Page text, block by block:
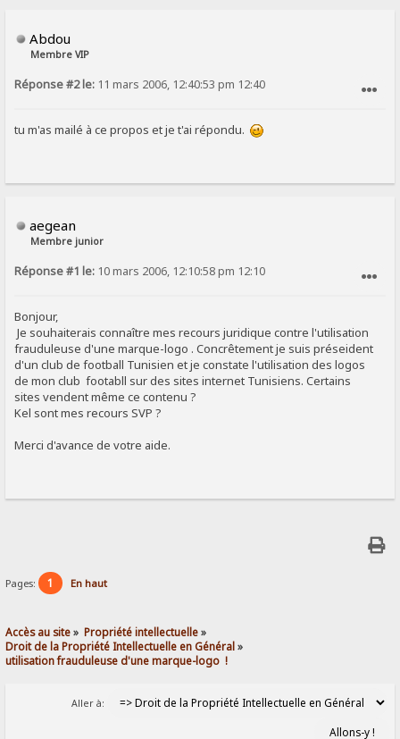
Abdou
Membre VIP
Réponse #2 le: 11 mars 2006, 12:40:53 pm 12:40
tu m'as mailé à ce propos et je t'ai répondu.
aegean
Membre junior
Réponse #1 le: 10 mars 2006, 12:10:58 pm 12:10
Bonjour,
Je souhaiterais connaître mes recours juridique contre l'utilisation
frauduleuse d'une marque-logo . Concrêtement je suis préseident
d'un club de football Tunisien et je constate l'utilisation des logos
de mon club footabll sur des sites internet Tunisiens. Certains
sites vendent même ce contenu ?
Kel sont mes recours SVP ?
Merci d'avance de votre aide.
Pages: 1 En haut
Accès au site» Propriété intellectuelle»
Droit de la Propriété Intellectuelle en Général»
utilisation frauduleuse d'une marque-logo  !
Aller à: